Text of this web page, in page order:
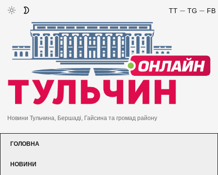
FB
TG
TT
Новини Тульчина, Бершаді, Гайсина та громад району
ГОЛОВНА
НОВИНИ